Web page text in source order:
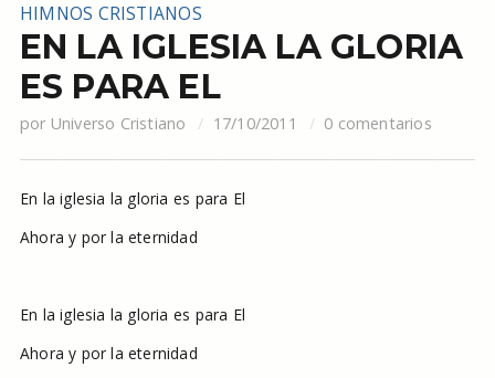
HIMNOS CRISTIANOS
EN LA IGLESIA LA GLORIA
ES PARA EL
por Universo Cristiano 17/10/2011 0 comentarios
En la iglesia la gloria es para El
Ahora y por la eternidad
En la iglesia la gloria es para El
Ahora y por la eternidad